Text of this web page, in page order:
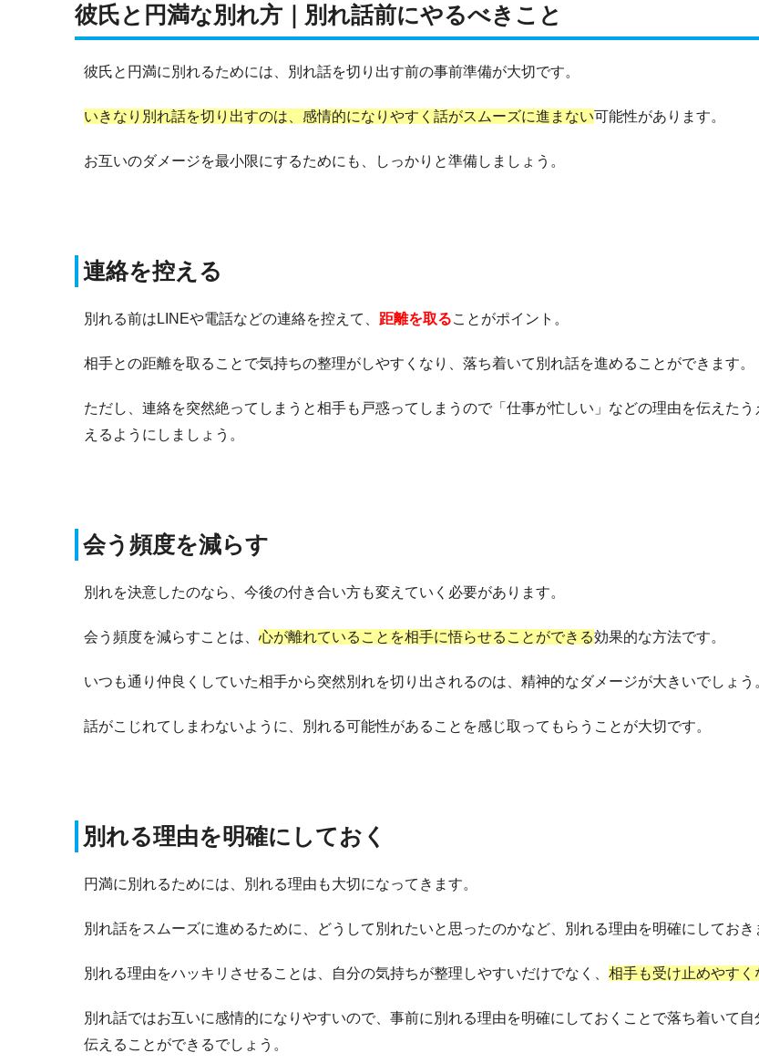
彼氏と円満な別れ方｜別れ話前にやるべきこと
彼氏と円満に別れるためには、別れ話を切り出す前の事前準備が大切です。
いきなり別れ話を切り出すのは、感情的になりやすく話がスムーズに進まない可能性があります。
お互いのダメージを最小限にするためにも、しっかりと準備しましょう。
連絡を控える
別れる前はLINEや電話などの連絡を控えて、 距離を取ることがポイント。
相手との距離を取ることで気持ちの整理がしやすくなり、落ち着いて別れ話を進めることができます。
ただし、連絡を突然絶ってしまうと相手も戸惑ってしまうので「仕事が忙しい」などの理由を伝えたう
えるようにしましょう。
会う頻度を減らす
別れを決意したのなら、今後の付き合い方も変えていく必要があります。
会う頻度を減らすことは、 心が離れていることを相手に悟らせることができる効果的な方法です。
いつも通り仲良くしていた相手から突然別れを切り出されるのは、精神的なダメージが大きいでしょう
話がこじれてしまわないように、別れる可能性があることを感じ取ってもらうことが大切です。
別れる理由を明確にしておく
円満に別れるためには、別れる理由も大切になってきます。
別れ話をスムーズに進めるために、どうして別れたいと思ったのかなど、別れる理由を明確にしておき
別れる理由をハッキリさせることは、自分の気持ちが整理しやすいだけでなく、 相手も受け止めやすく
別れ話ではお互いに感情的になりやすいので、事前に別れる理由を明確にしておくことで落ち着いて自
伝えることができるでしょう。